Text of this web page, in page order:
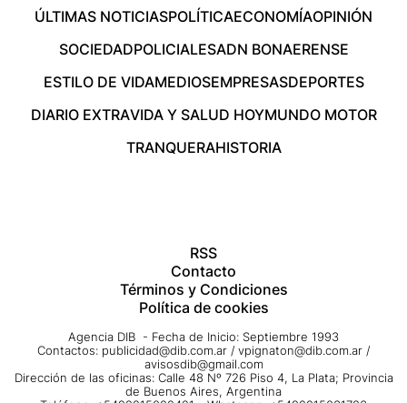
ÚLTIMAS NOTICIASPOLÍTICAECONOMÍAOPINIÓN
SOCIEDADPOLICIALESADN BONAERENSE
ESTILO DE VIDAMEDIOSEMPRESASDEPORTES
DIARIO EXTRAVIDA Y SALUD HOYMUNDO MOTOR
TRANQUERAHISTORIA
RSS
Contacto
Términos y Condiciones
Política de cookies
Agencia DIB - Fecha de Inicio: Septiembre 1993
Contactos: publicidad@dib.com.ar / vpignaton@dib.com.ar /
avisosdib@gmail.com
Dirección de las oficinas: Calle 48 Nº 726 Piso 4, La Plata; Provincia
de Buenos Aires, Argentina